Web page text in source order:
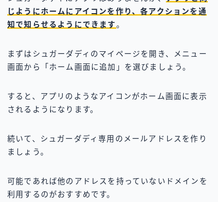
じようにホームにアイコンを作り、各アクションを通
知で知らせるようにできます。
まずはシュガーダディのマイページを開き、メニュー
画面から「ホーム画面に追加」を選びましょう。
すると、アプリのようなアイコンがホーム画面に表示
されるようになります。
続いて、シュガーダディ専用のメールアドレスを作り
ましょう。
可能であれば他のアドレスを持っていないドメインを
利用するのがおすすめです。